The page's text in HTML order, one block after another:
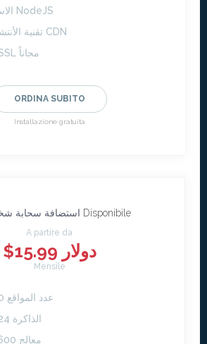
الاستضافة تدعم NodeJS
تقنية الأنتشار الجغرافي CDN
شهادة أمان SSL مجاناً
ORDINA SUBITO
Installazione gratuita
استضافة سحابة 24 Disponibile
A partire da
$15.99 دولار
Mensile
عدد المواقع 10 موقع ويب
الذاكرة 1024 ميجا رام
معالج 2600 ميجا هرتز